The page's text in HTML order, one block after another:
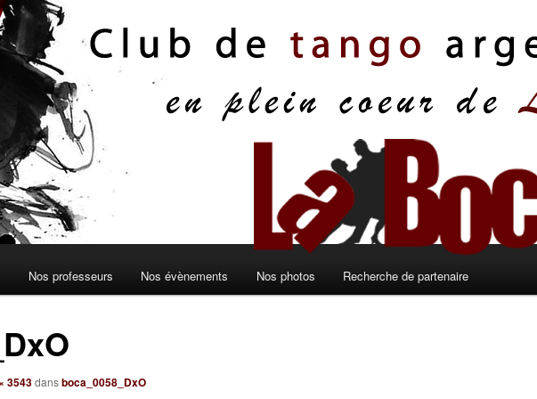
Nos professeurs Nos évènements Nos photos Recherche de partenaire
3543dansboca_0058_DxO